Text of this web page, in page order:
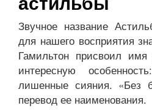
Звучное название
для нашего восприятия
Гамильтон присвоил
интересную
лишенные сияния. «Без
перевод ее наименования.